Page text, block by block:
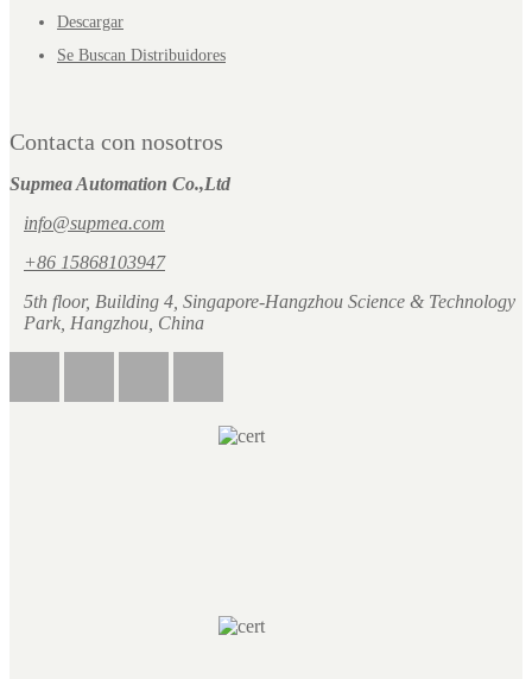
Descargar
Se Buscan Distribuidores
Contacta con nosotros
Supmea Automation Co.,Ltd
info@supmea.com
+86 15868103947
5th floor, Building 4, Singapore-Hangzhou Science & Technology
Park, Hangzhou, China